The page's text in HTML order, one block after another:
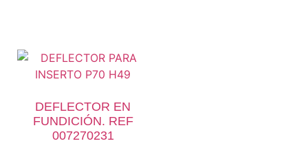
DEFLECTOR EN
FUNDICIÓN. REF
007270231